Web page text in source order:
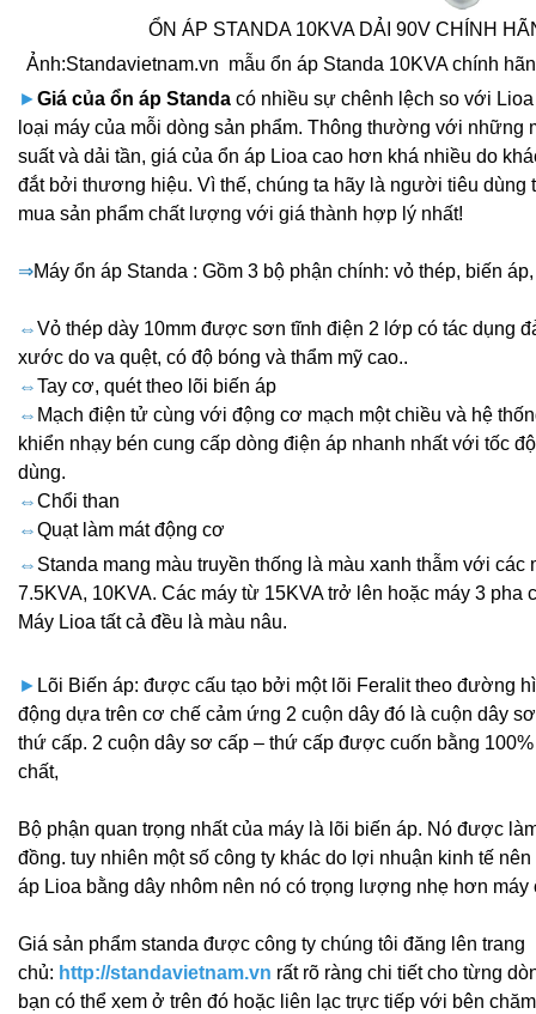
ỔN ÁP STANDA 10KVA DẢI 90V CHÍNH
Ảnh:Standavietnam.vn mẫu ổn áp Standa 10KVA chính
►Giá của ổn áp Standa có nhiều sự chênh lệch so với
loại máy của mỗi dòng sản phẩm. Thông thường với những
suất và dải tần, giá của ổn áp Lioa cao hơn khá nhiều do
đắt bởi thương hiệu. Vì thế, chúng ta hãy là người tiêu dùng
mua sản phẩm chất lượng với giá thành hợp lý nhất!
⇒Máy ổn áp Standa : Gồm 3 bộ phận chính: vỏ thép, biến
⇔Vỏ thép dày 10mm được sơn tĩnh điện 2 lớp có tác dụng
xước do va quệt, có độ bóng và thẩm mỹ cao..
⇔Tay cơ, quét theo lõi biến áp
⇔ Mạch điện tử cùng với động cơ mạch một chiều và hệ
khiển nhạy bén cung cấp dòng điện áp nhanh nhất với tốc
dùng.
⇔Chổi than
⇔Quạt làm mát động cơ
⇔ Standa mang màu truyền thống là màu xanh thẫm với các
7.5KVA, 10KVA. Các máy từ 15KVA trở lên hoặc máy 3 pha
Máy Lioa tất cả đều là màu nâu.
► Lõi Biến áp: được cấu tạo bởi một lõi Feralit theo đường
động dựa trên cơ chế cảm ứng 2 cuộn dây đó là cuộn dây
thứ cấp. 2 cuộn dây sơ cấp – thứ cấp được cuốn bằng
chất,
Bộ phận quan trọng nhất của máy là lõi biến áp. Nó được
đồng. tuy nhiên một số công ty khác do lợi nhuận kinh tế
áp Lioa bằng dây nhôm nên nó có trọng lượng nhẹ hơn máy
Giá sản phẩm standa được công ty chúng tôi đăng lên trang
chủ: http://standavietnam.vn rất rõ ràng chi tiết cho từng
bạn có thể xem ở trên đó hoặc liên lạc trực tiếp với bên